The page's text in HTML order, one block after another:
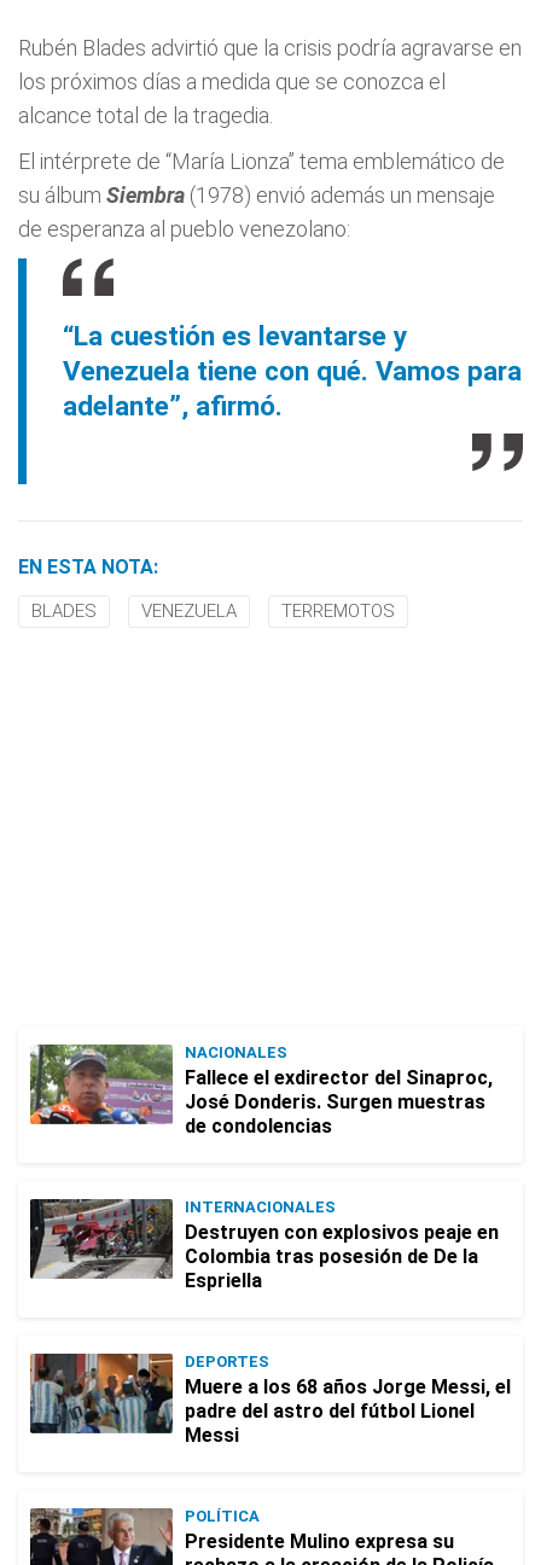
Rubén Blades advirtió que la crisis podría agravarse en
los próximos días a medida que se conozca el
alcance total de la tragedia.
El intérprete de “María Lionza” tema emblemático de
su álbum Siembra (1978) envió además un mensaje
de esperanza al pueblo venezolano:
“La cuestión es levantarse y
Venezuela tiene con qué. Vamos para
adelante”, afirmó.
EN ESTA NOTA:
BLADES VENEZUELA TERREMOTOS
NACIONALES
Fallece el exdirector del Sinaproc,
José Donderis. Surgen muestras
de condolencias
INTERNACIONALES
Destruyen con explosivos peaje en
Colombia tras posesión de De la
Espriella
DEPORTES
Muere a los 68 años Jorge Messi, el
padre del astro del fútbol Lionel
Messi
POLÍTICA
Presidente Mulino expresa su